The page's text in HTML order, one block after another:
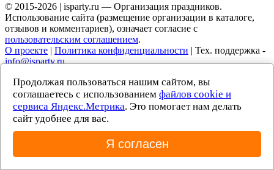
© 2015-2026 | isparty.ru — Организация праздников.
Использование сайта (размещение организации в каталоге,
отзывов и комментариев), означает согласие с
пользовательским соглашением.
О проекте | Политика конфиденциальности | Тех. поддержка -
info@isparty.ru
Продолжая пользоваться нашим сайтом, вы
соглашаетесь с использованием файлов cookie и
сервиса Яндекс.Метрика. Это помогает нам делать
сайт удобнее для вас.
Я согласен